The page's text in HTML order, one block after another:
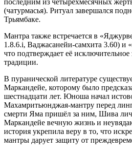
последним из четырёхмесячных
(чатурмасья). Ритуал завершался
Трьямбаке.
Мантра также встречается в
1.8.6.i, Ваджасанейи-самхита 3.60) и
что подтверждает её исключительное
традиции.
В пуранической литературе
Маркандейе, которому было
шестнадцати лет. Юноша начал
Махамритьюнджая-мантру перед
смерти Яма пришёл за ним, Шива
Маркандейе вечную жизнь и
история укрепила веру в то, что
мантры дарует защиту от